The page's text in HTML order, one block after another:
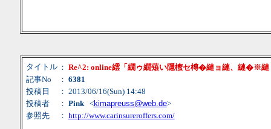
タイトル ： Re^2: online繧「繝ゥ繝薙い隱櫁セ槫�縺ョ縺、縺�※
記事No
： 6381
投稿日
： 2013/06/16(Sun) 14:48
投稿者
： Pink<kimapreuss@web.de>
参照先
： http://www.carinsureroffers.com/